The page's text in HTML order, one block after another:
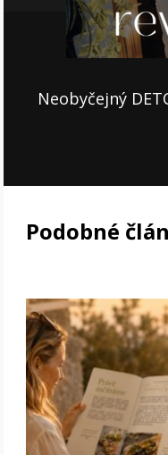
Neobyčejný
Podobné